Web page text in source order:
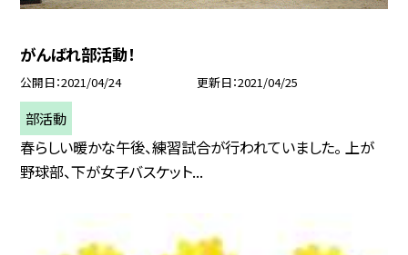
がんばれ部活動！
公開日 2021/04/24 更新日 2021/04/25
部活動
春らしい暖かな午後、練習試合が行われていました。 上が
野球部、下が女子バスケット...